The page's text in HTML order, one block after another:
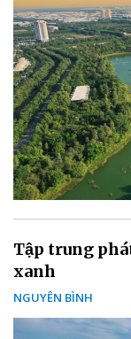
Tập trung
xanh
NGUYÊN BÌNH